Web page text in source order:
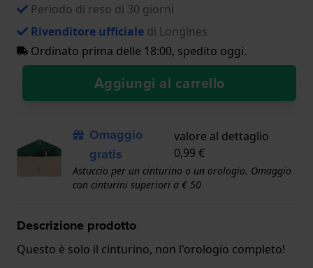
Periodo di reso di 30 giorni
Rivenditore ufficiale di Longines
Ordinato prima delle 18:00, spedito oggi.
Aggiungi al carrello
Omaggio
gratis
valore al dettaglio
0,99 €
Astuccio per un cinturino o un orologio. Omaggio
con cinturini superiori a € 50
Descrizione prodotto
Questo è solo il cinturino, non l'orologio completo!